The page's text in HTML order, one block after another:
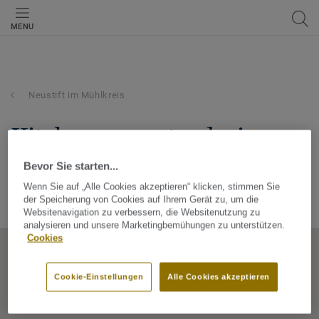
MENU
Neustift im Mühlkreis
kitzberger gastrodesign
gmbh
Passauer Straße 5a, 4143, Neustift im Mühlkreis,
Oberösterreich, Austria
Bevor Sie starten...
Wenn Sie auf „Alle Cookies akzeptieren“ klicken, stimmen Sie
der Speicherung von Cookies auf Ihrem Gerät zu, um die
Websitenavigation zu verbessern, die Websitenutzung zu
analysieren und unsere Marketingbemühungen zu unterstützen.
Cookies
Alle Cookies akzeptieren
Cookie-Einstellungen